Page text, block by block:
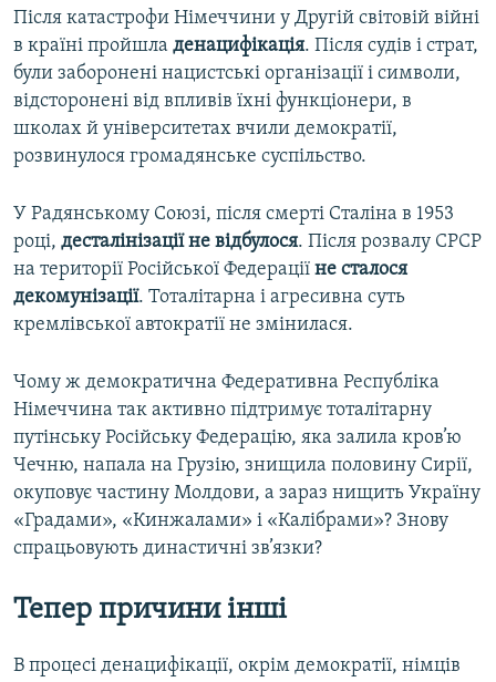
v
i
o
u
s
s
i
d
e
t
s
l
i
d
e
Після катастрофи Німеччини у Другій світовій війні
в країні пройшла денацифікація. Після судів і страт,
були заборонені нацистські організації і символи,
відсторонені від впливів їхні функціонери, в
школах й університетах вчили демократії,
розвинулося громадянське суспільство.
У Радянському Союзі, після смерті Сталіна в 1953
році, десталінізації не відбулося. Після розвалу СРСР
на території Російської Федерації не сталося
декомунізації. Тоталітарна і агресивна суть
кремлівської автократії не змінилася.
Чому ж демократична Федеративна Республіка
Німеччина так активно підтримує тоталітарну
путінську Російську Федерацію, яка залила кров’ю
Чечню, напала на Грузію, знищила половину Сирії,
окуповує частину Молдови, а зараз нищить Україну
«Градами», «Кинжалами» і «Калібрами»? Знову
спрацьовують династичні зв’язки?
Тепер причини інші
В процесі денацифікації, окрім демократії, німців